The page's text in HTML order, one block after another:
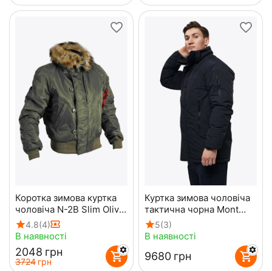
Коротка зимова куртка
чоловіча N-2B Slim Olive
бомбер
4.8(4)
В наявності
‍2048‍ грн
‍3724‍ грн
Куртка зимова чоловіча
тактична чорна Mont
Blanc Gen3 Black
5(3)
В наявності
‍9680‍ грн